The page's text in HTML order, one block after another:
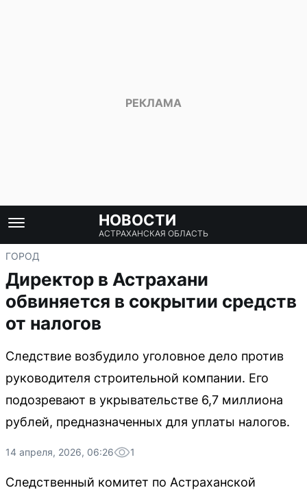
НОВОСТИ
АСТРАХАНСКАЯ ОБЛАСТЬ
ГОРОД
Директор в Астрахани
обвиняется в сокрытии средств
от налогов
Следствие возбудило уголовное дело против
руководителя строительной компании. Его
подозревают в укрывательстве 6,7 миллиона
рублей, предназначенных для уплаты налогов.
14 апреля, 2026, 06:26 1
Следственный комитет по Астраханской